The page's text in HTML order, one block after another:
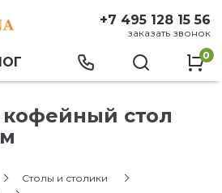
+7 495 128 15 56
заказать звонок
0
стол
Столы и столики